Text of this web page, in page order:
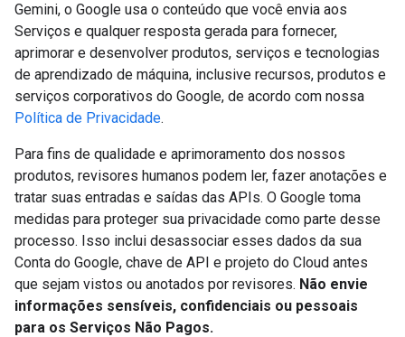
Gemini, o Google usa o conteúdo que você envia aos
Serviços e qualquer resposta gerada para fornecer,
aprimorar e desenvolver produtos, serviços e tecnologias
de aprendizado de máquina, inclusive recursos, produtos e
serviços corporativos do Google, de acordo com nossa
Política de Privacidade.
Para fins de qualidade e aprimoramento dos nossos
produtos, revisores humanos podem ler, fazer anotações e
tratar suas entradas e saídas das APIs. O Google toma
medidas para proteger sua privacidade como parte desse
processo. Isso inclui desassociar esses dados da sua
Conta do Google, chave de API e projeto do Cloud antes
que sejam vistos ou anotados por revisores. Não envie
informações sensíveis, confidenciais ou pessoais
para os Serviços Não Pagos.